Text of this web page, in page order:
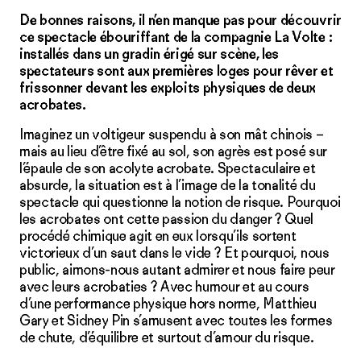
De bonnes raisons, il n’en manque pas pour découvrir
ce spectacle ébouriffant de la compagnie La Volte :
installés dans un gradin érigé sur scène, les
spectateurs sont aux premières loges pour rêver et
frissonner devant les exploits physiques de deux
acrobates.
Imaginez un voltigeur suspendu à son mât chinois –
mais au lieu d’être fixé au sol, son agrès est posé sur
l’épaule de son acolyte acrobate. Spectaculaire et
absurde, la situation est à l’image de la tonalité du
spectacle qui questionne la notion de risque. Pourquoi
les acrobates ont cette passion du danger ? Quel
procédé chimique agit en eux lorsqu’ils sortent
victorieux d’un saut dans le vide ? Et pourquoi, nous
public, aimons-nous autant admirer et nous faire peur
avec leurs acrobaties ? Avec humour et au cours
d’une performance physique hors norme, Matthieu
Gary et Sidney Pin s’amusent avec toutes les formes
de chute, d’équilibre et surtout d’amour du risque.